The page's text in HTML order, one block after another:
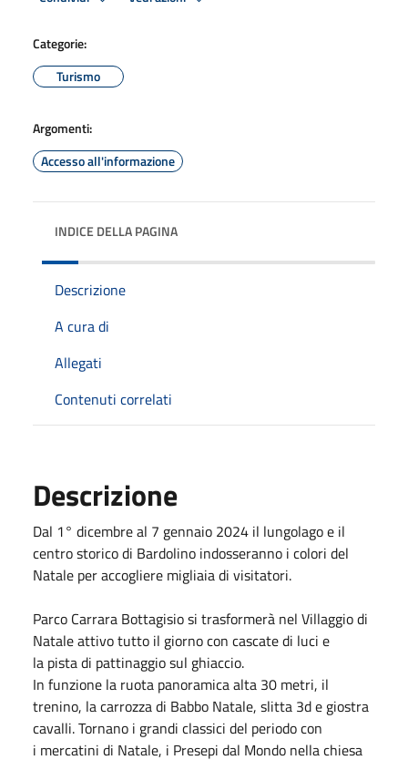
Categorie:
Turismo
Argomenti:
Accesso all'informazione
INDICE DELLA PAGINA
Descrizione
A cura di
Allegati
Contenuti correlati
Descrizione
Dal 1° dicembre al 7 gennaio 2024 il lungolago e il
centro storico di Bardolino indosseranno i colori del
Natale per accogliere migliaia di visitatori.
Parco Carrara Bottagisio si trasformerà nel Villaggio di
Natale attivo tutto il giorno con cascate di luci e
la pista di pattinaggio sul ghiaccio.
In funzione la ruota panoramica alta 30 metri, il
trenino, la carrozza di Babbo Natale, slitta 3d e giostra
cavalli. Tornano i grandi classici del periodo con
i mercatini di Natale, i Presepi dal Mondo nella chiesa